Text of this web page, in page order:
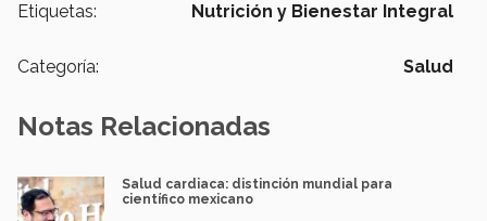
Etiquetas: Nutrición y Bienestar Integral
Categoría: Salud
Notas Relacionadas
Salud cardiaca: distinción mundial para
científico mexicano